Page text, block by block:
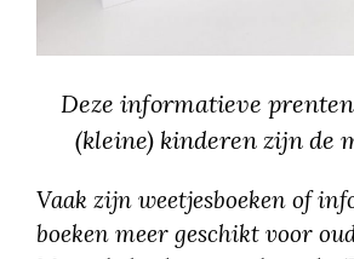
Deze informatieve
(kleine) kinderen zijn de
Vaak zijn weetjesboeken of
boeken meer geschikt voor